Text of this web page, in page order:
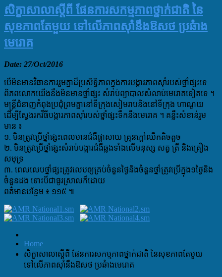
សិក្ខាសាលាស្តីពី ផែនការសកម្មភាពថ្នាក់ជាតិ នៃ
សុខភាពតែមួយ ទៅលើភាពស៊ាំនឹងឱសថ ប្រឆំាង
មេរោគ
Date: 27/Oct/2016
បើមិនមានវិធានការរួមគ្នាដ៏ប្រសិទ្ធិភាពក្នុងការបង្ការភាពស៊ាំរបស់ថ្នាំផ្សះទេ
ពិភពលោកយើងនឹងមិនមានថ្នាំផ្សះ សំរាប់ព្យាបាលសំលាប់មេរោគទៀតទេ ។
មន្រ្តីជំនាញកំពុងប្រជុំព្រមគ្នានៅទីក្រុងសៀមរាបនិងនៅទីក្រុង ហាណូយ
ដើម្បីស្វែងរកវីធីបង្ការភាពស៊ាំរបស់ថ្នាំផ្សះទឹកនឹងមេរោគ ។ គន្លឹះសំខាន់រួម
មាន ៖
១. មិនត្រូវប្រើថ្នាំផ្សះពេលមានជំងឺផ្តាសាយ គ្រុនក្តៅឈឺកតិចតួច
២. មិនត្រូវប្រើថ្នាំផ្សះសំរាប់បង្ការជំងឺឆ្លងទាំងលើមនុស្ស សត្វ ត្រី និងគ្រឿង
សមុទ្រ
៣. ពេលលេបថ្នាំផ្សះត្រូវលេបឲ្យគ្រប់ចំនួនថ្ងៃនិងចំនួនថ្នាំត្រូវប្រើក្នុង១ថ្ងៃនិង
ចំនួនដង ទោះបីជាធូរស្រាលក៏ដោយ
ពត៌មានបន្ថែម ៖ ១១៥ ៕
Home
សិក្ខាសាលាស្តីពី ផែនការសកម្មភាពថ្នាក់ជាតិ នៃសុខភាពតែមួយ
ទៅលើភាពស៊ាំនឹងឱសថ ប្រឆំាងមេរោគ